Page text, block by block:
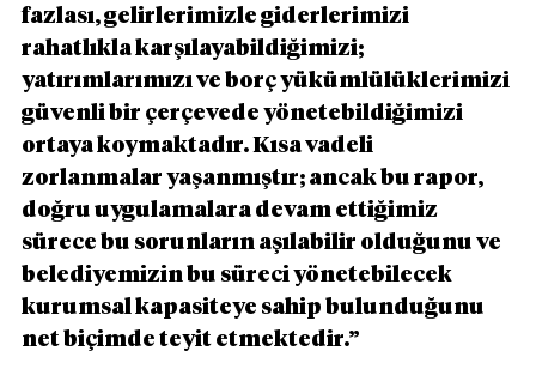
fazlası, gelirlerimizle giderlerimizi
rahatlıkla karşılayabildiğimizi;
yatırımlarımızı ve borç yükümlülüklerimizi
güvenli bir çerçevede yönetebildiğimizi
ortaya koymaktadır. Kısa vadeli
zorlanmalar yaşanmıştır; ancak bu rapor,
doğru uygulamalara devam ettiğimiz
sürece bu sorunların aşılabilir olduğunu ve
belediyemizin bu süreci yönetebilecek
kurumsal kapasiteye sahip bulunduğunu
net biçimde teyit etmektedir.”